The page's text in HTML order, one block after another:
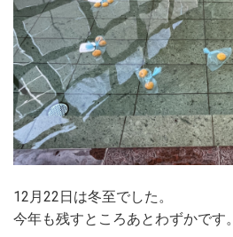
12月22日は冬至でした。
今年も残すところあとわずかです。